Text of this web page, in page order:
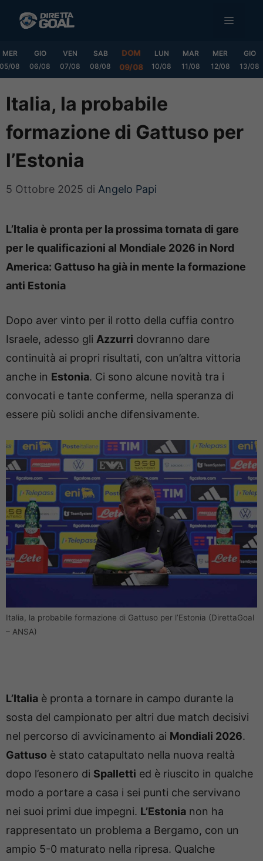
MENU
MER
05/08
GIO
06/08
VEN
07/08
SAB
08/08
DOM
09/08
LUN
10/08
MAR
11/08
MER
12/08
GIO
13/08
Italia, la probabile
formazione di Gattuso per
l’Estonia
5 Ottobre 2025 di Angelo Papi
L’Italia è pronta per la prossima tornata di gare
per le qualificazioni al Mondiale 2026 in Nord
America: Gattuso ha già in mente la formazione
anti Estonia
Dopo aver vinto per il rotto della cuffia contro
Israele, adesso gli Azzurri dovranno dare
continuità ai propri risultati, con un’altra vittoria
anche in Estonia. Ci sono alcune novità tra i
convocati e tante conferme, nella speranza di
essere più solidi anche difensivamente.
Italia, la probabile formazione di Gattuso per l’Estonia (DirettaGoal
– ANSA)
L’Italia è pronta a tornare in campo durante la
sosta del campionato per altri due match decisivi
nel percorso di avvicinamento ai Mondiali 2026.
Gattuso è stato catapultato nella nuova realtà
dopo l’esonero di Spalletti ed è riuscito in qualche
modo a portare a casa i sei punti che servivano
nei suoi primi due impegni. L’Estonia non ha
rappresentato un problema a Bergamo, con un
ampio 5-0 maturato nella ripresa. Qualche